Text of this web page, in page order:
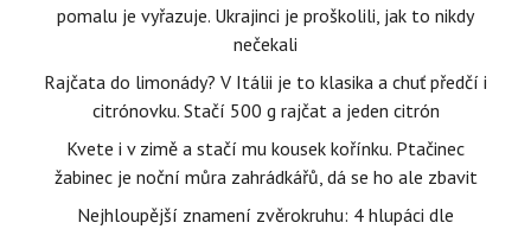
pomalu je vyřazuje. Ukrajinci je proškolili, jak to nikdy
nečekali
Rajčata do limonády? V Itálii je to klasika a chuť předčí i
citrónovku. Stačí 500 g rajčat a jeden citrón
Kvete i v zimě a stačí mu kousek kořínku. Ptačinec
žabinec je noční můra zahrádkářů, dá se ho ale zbavit
Nejhloupější znamení zvěrokruhu: 4 hlupáci dle